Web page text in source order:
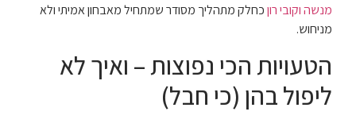
מנשה וקובי רוןכחלק מתהליך מסודר שמתחיל מאבחון אמיתי ולא
מניחוש.
הטעויות הכי נפוצות – ואיך לא
ליפול בהן (כי חבל)